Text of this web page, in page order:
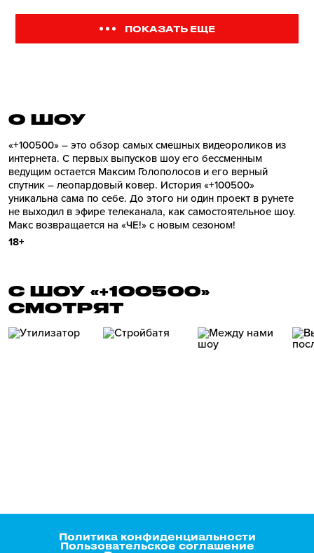
ПОКАЗАТЬ ЕЩЕ
О ШОУ
«+100500» – это обзор самых смешных видеороликов из
интернета. С первых выпусков шоу его бессменным
ведущим остается Максим Голополосов и его верный
спутник – леопардовый ковер. История «+100500»
уникальна сама по себе. До этого ни один проект в рунете
не выходил в эфире телеканала, как самостоятельное шоу.
Макс возвращается на «ЧЕ!» с новым сезоном!
18+
С ШОУ «+100500»
СМОТРЯТ
Политика конфиденциальности
Пользовательское соглашение